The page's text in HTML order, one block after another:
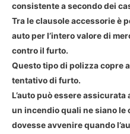
consistente a secondo dei
Tra leclausole accessorieè
auto per l’intero valore di
contro il furto.
Questo tipo di polizza copre
tentativo di furto.
L’auto può essere
un incendio quali ne siano le
dovesse avvenire quando